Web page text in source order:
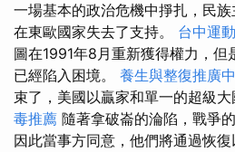
一場基本的政治危機中掙扎，民
在東歐國家失去了支持。 台中運
圖在1991年8月重新獲得權力，但
已經陷入困境。 養生與整復推廣
束了，美國以贏家和單一的超級大
毒推薦 隨著拿破崙的淪陷，戰爭
因此當事方同意，他們將通過恢復